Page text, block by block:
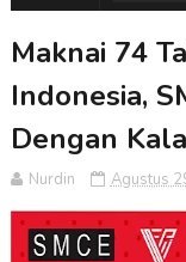
Maknai 74
Indonesia,
Dengan
Nurdin Agustus